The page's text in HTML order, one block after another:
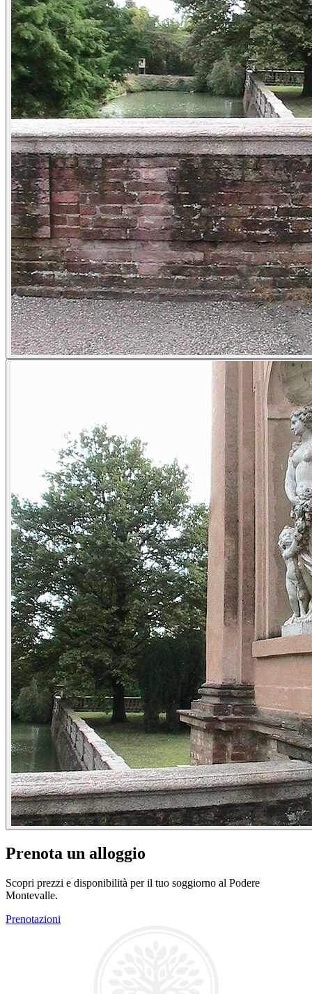
Prenota un alloggio
Scopri prezzi e disponibilità per il tuo soggiorno al Podere
Montevalle.
Prenotazioni